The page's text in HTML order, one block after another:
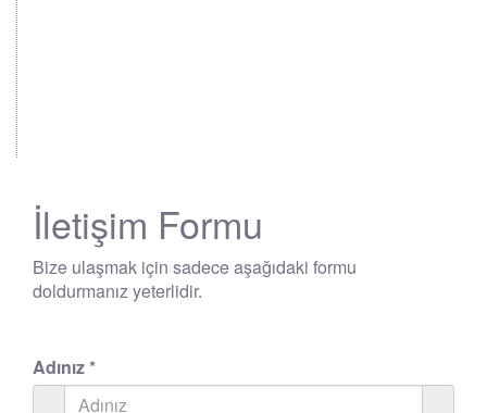
İletişim Formu
Bize ulaşmak için sadece aşağıdaki formu
doldurmanız yeterlidir.
Adınız*